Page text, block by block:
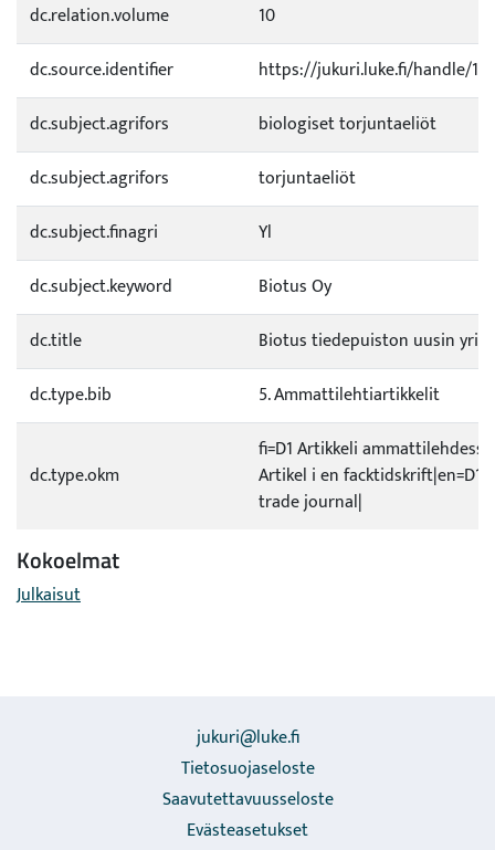
dc.relation.volume
10
dc.source.identifier
https://jukuri.luke.fi/handle/
dc.subject.agrifors
biologiset torjuntaeliöt
dc.subject.agrifors
torjuntaeliöt
dc.subject.finagri
Yl
dc.subject.keyword
Biotus Oy
dc.title
Biotus tiedepuiston uusin
dc.type.bib
5. Ammattilehtiartikkelit
dc.type.okm
fi=D1 Artikkeli
Artikel i en facktidskrift|en=D1
trade journal|
Kokoelmat
Julkaisut
jukuri@luke.fi
Tietosuojaseloste
Saavutettavuusseloste
Evästeasetukset